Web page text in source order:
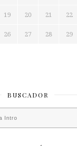
19 20 21 22
26 27 28 29
BUSCADOR